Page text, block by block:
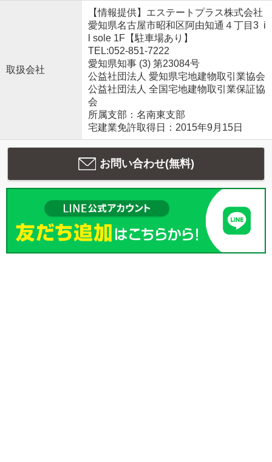
取扱会社
【情報提供】エステートプラス株式会社
愛知県名古屋市昭和区阿由知通４丁目3 i
l sole 1F【駐車場あり】
TEL:052-851-7222
愛知県知事 (3) 第23084号
公益社団法人 愛知県宅地建物取引業協会
公益社団法人 全国宅地建物取引業保証協
会
所属支部：名南東支部
宅建業免許取得日：2015年9月15日
お問い合わせ(無料)